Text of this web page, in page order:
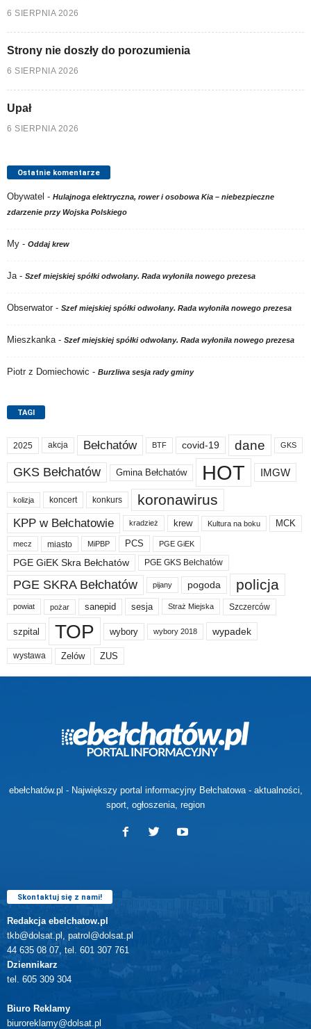
6 SIERPNIA 2026
Strony nie doszły do porozumienia
6 SIERPNIA 2026
Upał
6 SIERPNIA 2026
Ostatnie komentarze
Obywatel - Hulajnoga elektryczna, rower i osobowa Kia – niebezpieczne
zdarzenie przy Wojska Polskiego
My - Oddaj krew
Ja- Szef miejskiej spółki odwołany. Rada wyłoniła nowego prezesa
Obserwator - Szef miejskiej spółki odwołany. Rada wyłoniła nowego prezesa
Mieszkanka- Szef miejskiej spółki odwołany. Rada wyłoniła nowego prezesa
Piotr z Domiechowic - Burzliwa sesja rady gminy
TAGI
2025 akcja Bełchatów BTF covid-19 dane GKS
GKS Bełchatów Gmina Bełchatów HOT IMGW
kolizja koncert konkurs koronawirus
KPP w Bełchatowie kradzież krew Kultura na boku MCK
mecz miasto MiPBP PCS PGE GiEK
PGE GiEK Skra Bełchatów PGE GKS Bełchatów
PGE SKRA Bełchatów pijany pogoda policja
powiat pożar sanepid sesja Straż Miejska Szczerców
szpital TOP wybory wybory 2018 wypadek
wystawa Zelów ZUS
ebełchatów.pl - Największy portal informacyjny Bełchatowa - aktualności,
sport, ogłoszenia, region
Skontaktuj się z nami!
Redakcja ebelchatow.pl
tkb@dolsat.pl, patrol@dolsat.pl
44 635 08 07, tel. 601 307 761
Dziennikarz
tel. 605 309 304
Biuro Reklamy
biuroreklamy@dolsat.pl